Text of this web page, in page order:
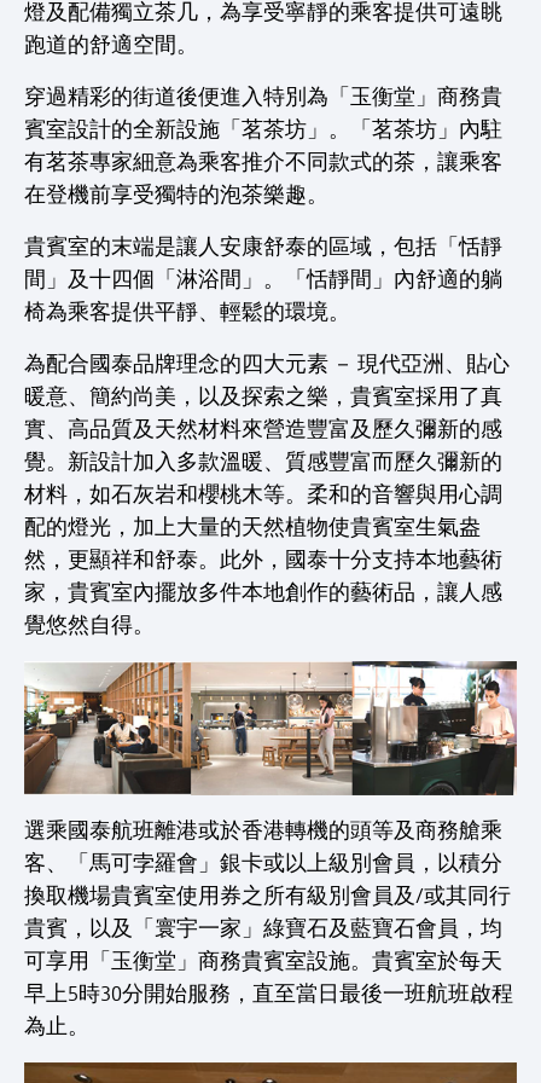
燈及配備獨立茶几，為享受寧靜的乘客提供可遠眺
跑道的舒適空間。
穿過精彩的街道後便進入特別為「玉衡堂」商務貴
賓室設計的全新設施「茗茶坊」。「茗茶坊」內駐
有茗茶專家細意為乘客推介不同款式的茶，讓乘客
在登機前享受獨特的泡茶樂趣。
貴賓室的末端是讓人安康舒泰的區域，包括「恬靜
間」及十四個「淋浴間」。「恬靜間」內舒適的躺
椅為乘客提供平靜、輕鬆的環境。
為配合國泰品牌理念的四大元素 － 現代亞洲、貼心
暖意、簡約尚美，以及探索之樂，貴賓室採用了真
實、高品質及天然材料來營造豐富及歷久彌新的感
覺。新設計加入多款溫暖、質感豐富而歷久彌新的
材料，如石灰岩和櫻桃木等。柔和的音響與用心調
配的燈光，加上大量的天然植物使貴賓室生氣盎
然，更顯祥和舒泰。此外，國泰十分支持本地藝術
家，貴賓室內擺放多件本地創作的藝術品，讓人感
覺悠然自得。
選乘國泰航班離港或於香港轉機的頭等及商務艙乘
客、「馬可孛羅會」銀卡或以上級別會員，以積分
換取機場貴賓室使用券之所有級別會員及/或其同行
貴賓，以及「寰宇一家」綠寶石及藍寶石會員，均
可享用「玉衡堂」商務貴賓室設施。貴賓室於每天
早上5時30分開始服務，直至當日最後一班航班啟程
為止。